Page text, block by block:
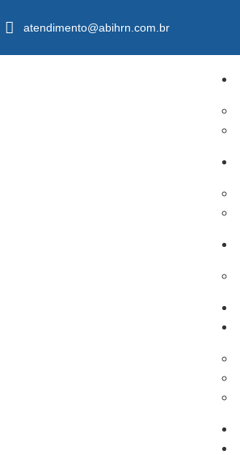
atendimento@abihrn.com.br